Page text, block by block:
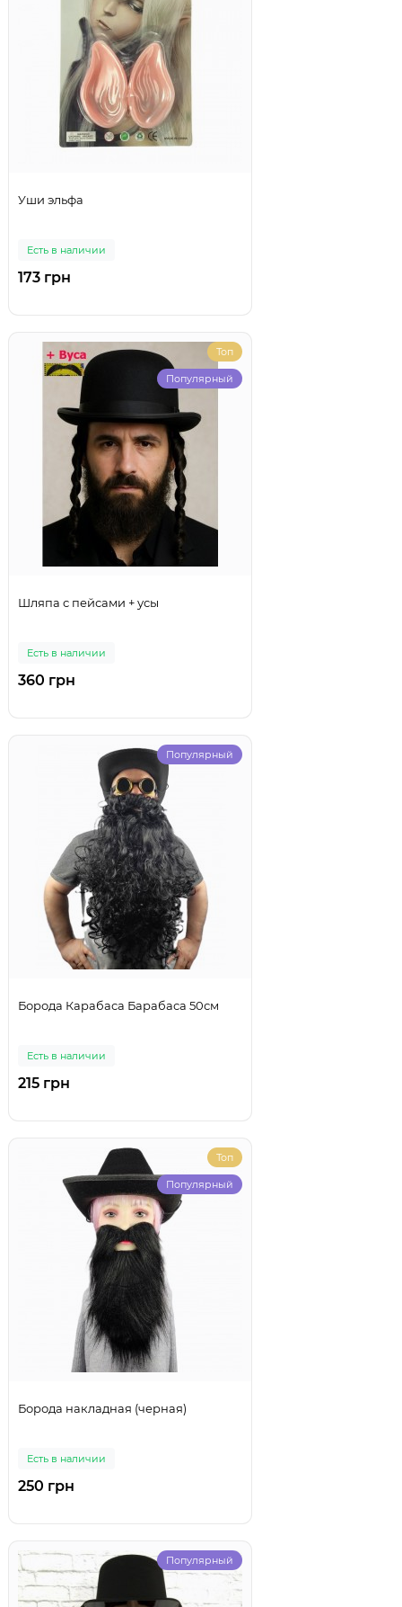
Уши эльфа
Есть в наличии
173 грн
Топ
Популярный
Шляпа с пейсами + усы
Есть в наличии
360 грн
Популярный
Борода Карабаса Барабаса 50см
Есть в наличии
215 грн
Топ
Популярный
Борода накладная (черная)
Есть в наличии
250 грн
Популярный